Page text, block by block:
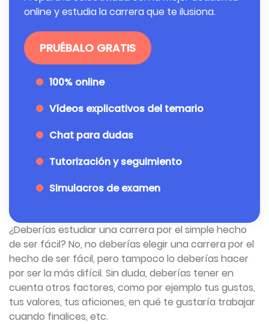
online y estudia la carrera que te ilusiona.
PRUÉBALO GRATIS
100% online
Vídeos explicativos del temario
Chat para dudas
Tutorización y seguimiento
Simulacros de examen
¿Deberías estudiar una carrera por el simple hecho
de ser fácil? No, no deberías elegir una carrera por el
hecho de ser fácil, pero tampoco lo deberías hacer
por ser la más difícil. Sin duda, deberías tener en
cuenta otros factores, como por ejemplo tus gustos,
tus valores, tus aficiones, en qué te gustaría trabajar
cuando finalices, etc.